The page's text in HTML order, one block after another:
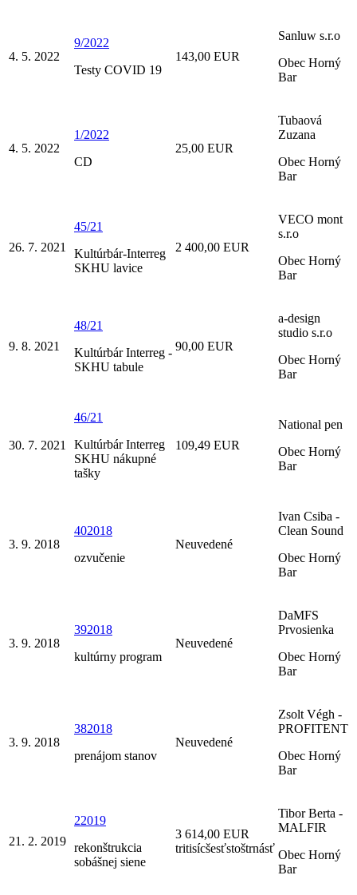
4. 5. 2022
9/2022
Testy COVID 19
143,00 EUR
Sanluw s.r.o
Obec Horný
Bar
4. 5. 2022
1/2022
CD
25,00 EUR
Tubaová
Zuzana
Obec Horný
Bar
26. 7. 2021
45/21
Kultúrbár-Interreg
SKHU lavice
2 400,00 EUR
VECO mont
s.r.o
Obec Horný
Bar
9. 8. 2021
48/21
Kultúrbár Interreg -
SKHU tabule
90,00 EUR
a-design
studio s.r.o
Obec Horný
Bar
30. 7. 2021
46/21
Kultúrbár Interreg
SKHU nákupné
tašky
109,49 EUR
National pen
Obec Horný
Bar
3. 9. 2018
402018
ozvučenie
Neuvedené
Ivan Csiba -
Clean Sound
Obec Horný
Bar
3. 9. 2018
392018
kultúrny program
Neuvedené
DaMFS
Prvosienka
Obec Horný
Bar
3. 9. 2018
382018
prenájom stanov
Neuvedené
Zsolt Végh -
PROFITENT
Obec Horný
Bar
21. 2. 2019
22019
rekonštrukcia
sobášnej siene
3 614,00 EUR
tritisícšesťstoštrnásť
Tibor Berta -
MALFIR
Obec Horný
Bar